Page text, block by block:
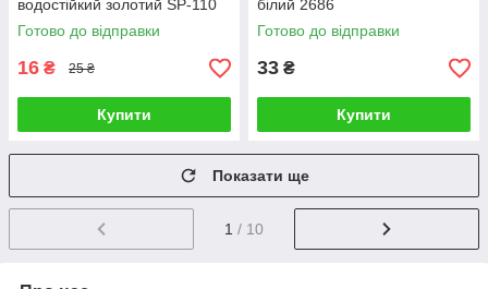
водостійкий золотий SP-110
Готово до відправки
16 ₴ 25 ₴
Купити
білий 2686
Готово до відправки
33 ₴
Купити
Показати ще
1 / 10